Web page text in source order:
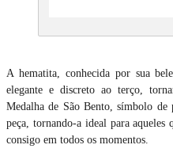
A hematita, conhecida por sua
elegante e discreto ao terço,
Medalha de São Bento, símbolo
peça, tornando-a ideal para aqueles
consigo em todos os momentos.